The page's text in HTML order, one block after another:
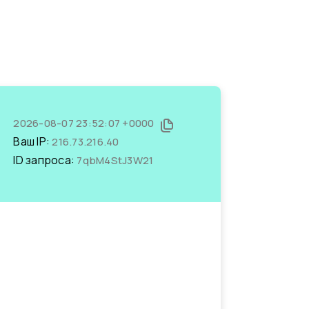
2026-08-07 23:52:07 +0000
Ваш IP:216.73.216.40
ID запроса: 7qbM4StJ3W21